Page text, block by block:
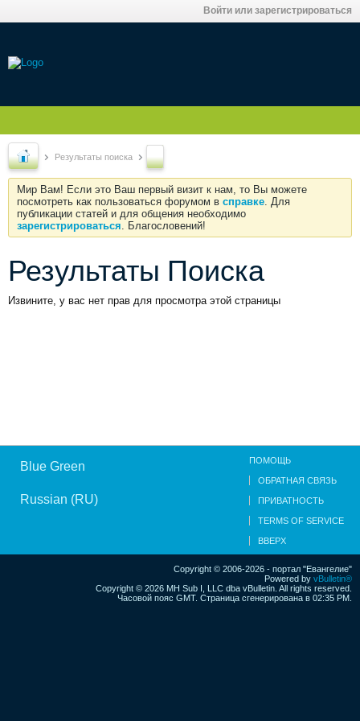
Войти или зарегистрироваться
Результаты поиска
Мир Вам! Если это Ваш первый визит к нам, то Вы можете
посмотреть как пользоваться форумом в справке. Для
публикации статей и для общения необходимо
зарегистрироваться. Благословений!
Результаты Поиска
Извините, у вас нет прав для просмотра этой страницы
Blue Green
Russian (RU)
ПОМОЩЬ
ОБРАТНАЯ СВЯЗЬ
ПРИВАТНОСТЬ
TERMS OF SERVICE
ВВЕРХ
Copyright © 2006-2026 - портал "Евангелие"
Powered by vBulletin®
Copyright © 2026 MH Sub I, LLC dba vBulletin. All rights reserved.
Часовой пояс GMT. Страница сгенерирована в 02:35 PM.